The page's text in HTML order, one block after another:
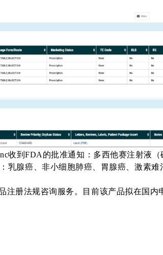
收到FDA的批准通知：多西他赛注射液（
乳腺癌、非小细胞肺癌、胃腺癌、激素难
注册法规咨询服务。目前该产品拟在国内